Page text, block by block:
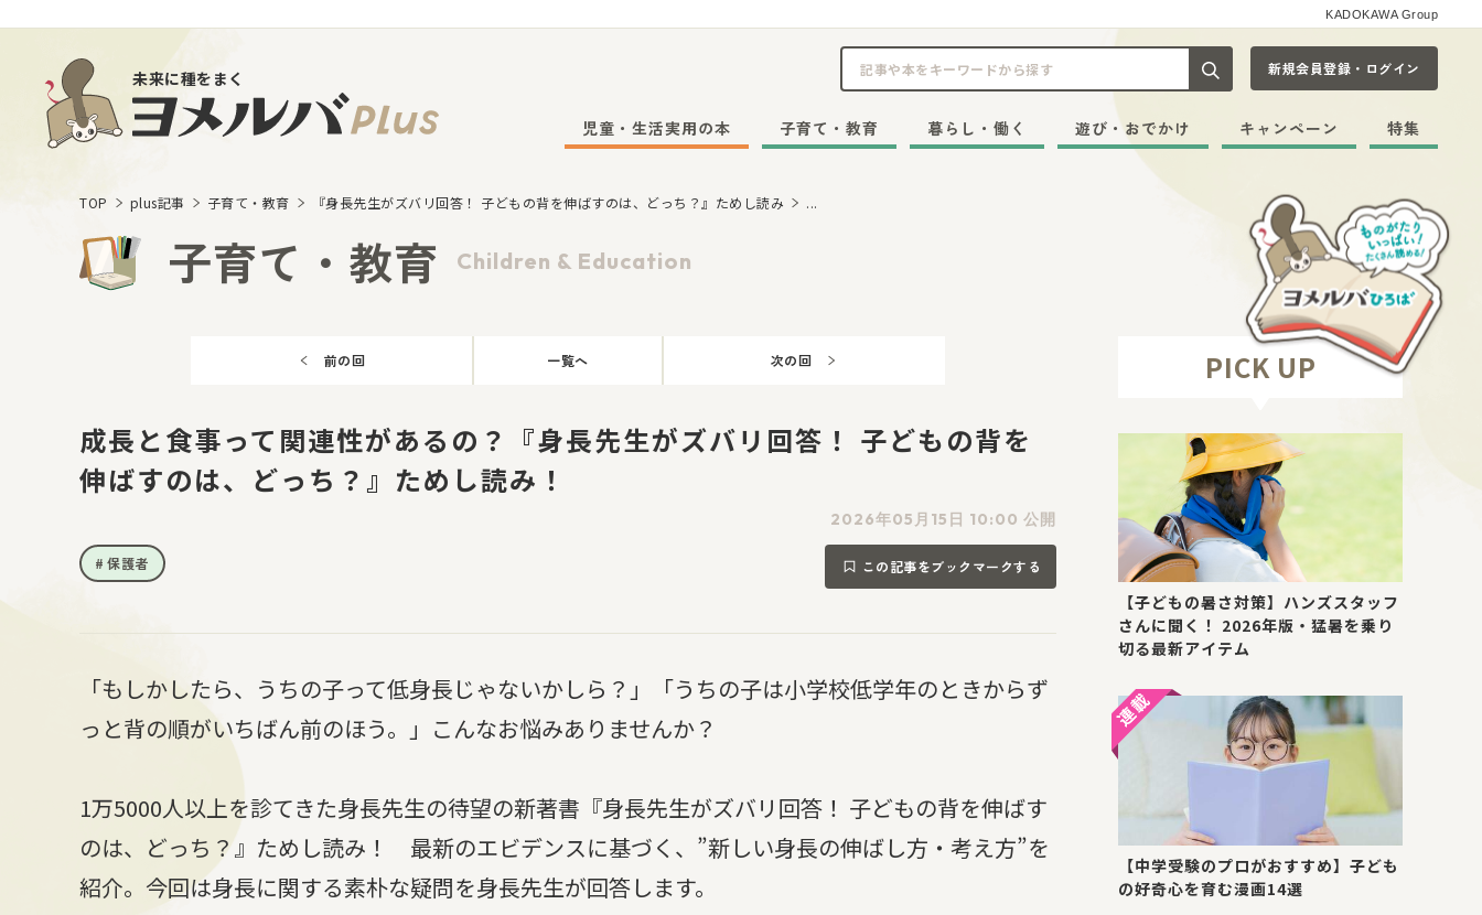
KADOKAWA Group
未来に種をまく 記事や本をキーワードから探す
新規会員登録・ログイン
児童・生活実用の本 子育て・教育 暮らし・働く 遊び・おでかけ キャンペーン 特集
TOP plus記事 子育て・教育 『身長先生がズバリ回答！ 子どもの背を伸ばすのは、どっち？』ためし読み ...
Children & Education
子育て・教育
前の回 一覧へ 次の回
成長と食事って関連性があるの？『身長先生がズバリ回答！ 子どもの背を
伸ばすのは、どっち？』ためし読み！
2026年05月15日 10:00 公開
保護者 この記事をブックマークする
「もしかしたら、うちの子って低身長じゃないかしら？」「うちの子は小学校低学年のときからず
っと背の順がいちばん前のほう。」こんなお悩みありませんか？
1万5000人以上を診てきた身長先生の待望の新著書『身長先生がズバリ回答！ 子どもの背を伸ばす
のは、どっち？』ためし読み！ 最新のエビデンスに基づく、”新しい身長の伸ばし方・考え方”を
紹介。今回は身長に関する素朴な疑問を身長先生が回答します。
PICK UP
【子どもの暑さ対策】ハンズスタッフ
さんに聞く！ 2026年版・猛暑を乗り
切る最新アイテム
【中学受験のプロがおすすめ】子ども
の好奇心を育む漫画14選